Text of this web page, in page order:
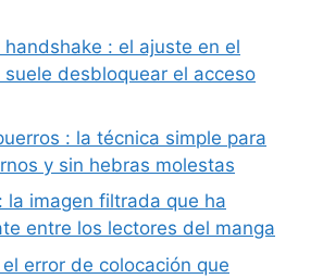
handshake : el ajuste en el
desbloquear el acceso
: la técnica simple para
y sin hebras molestas
la imagen filtrada que ha
entre los lectores del manga
error de colocación que